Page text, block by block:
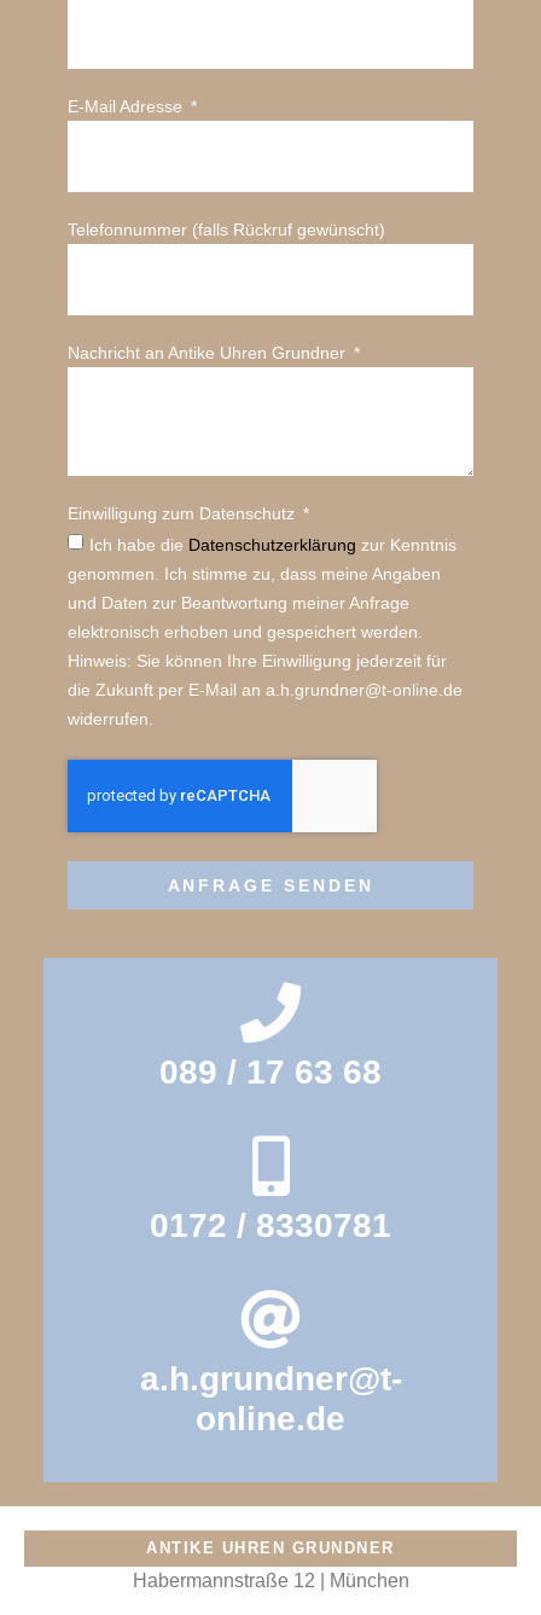
E-Mail Adresse
Telefonnummer (falls Rückruf gewünscht)
Nachricht an Antike Uhren Grundner
Einwilligung zum Datenschutz
Ich habe die Datenschutz­erklärung zur Kenntnis
genommen. Ich stimme zu, dass meine Angaben
und Daten zur Beantwortung meiner Anfrage
elektronisch erhoben und gespeichert werden.
Hinweis: Sie können Ihre Einwilligung jederzeit für
die Zukunft per E-Mail an a.h.grundner@t-online.de
widerrufen.
ANFRAGE SENDEN
089 / 17 63 68
0172 / 8330781
a.h.grundner@t-
online.de
ANTIKE UHREN GRUNDNER
Habermannstraße 12 | München